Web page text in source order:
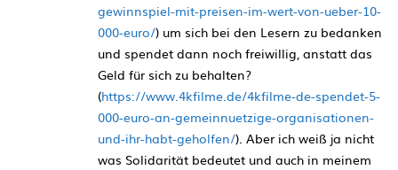
gewinnspiel-mit-preisen-im-wert-von-ueber-10-
000-euro/) um sich bei den Lesern zu bedanken
und spendet dann noch freiwillig, anstatt das
Geld für sich zu behalten?
(https://www.4kfilme.de/4kfilme-de-spendet-5-
000-euro-an-gemeinnuetzige-organisationen-
und-ihr-habt-geholfen/). Aber ich weiß ja nicht
was Solidarität bedeutet und auch in meinem